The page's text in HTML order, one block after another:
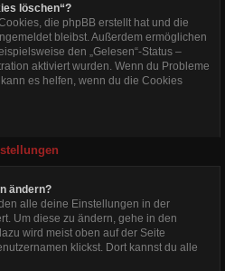
löschen“?
die phpBB erstellt hat und die
bleibst. Außerdem ermöglichen
den „Gelesen“-Status –
aktiviert wurden. Wenn du Probleme
es helfen, wenn du die Cookies
ändern?
alle deine Einstellungen in der
Um diese zu ändern, gehe in den
wird meist oben auf der Seite
klickst. Dort kannst du alle